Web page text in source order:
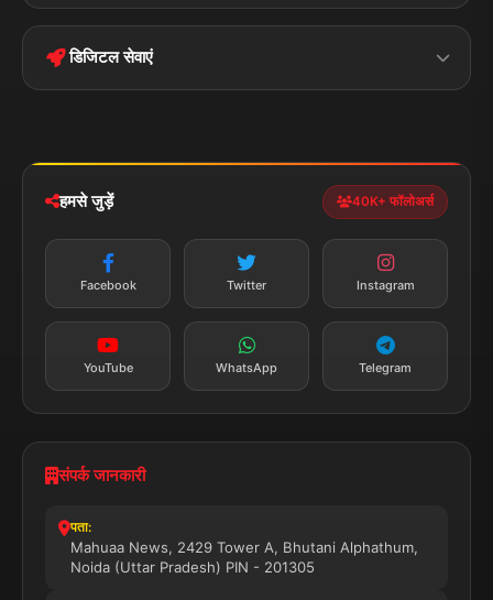
Terms &
Conditions
Privacy Policy
बिहार क्राइम
पॉलिटिकल झारखण्ड
डिजिटल सेवाएं
न्यूज़ अलर्ट
तत्काल अपडेट
सब्सक्राइब करें
हमसे जुड़ें 40K+ फॉलोअर्स
Facebook Twitter Instagram
YouTube WhatsApp Telegram
संपर्क जानकारी
पता:
Mahuaa News, 2429 Tower A, Bhutani Alphathum,
Noida (Uttar Pradesh) PIN - 201305